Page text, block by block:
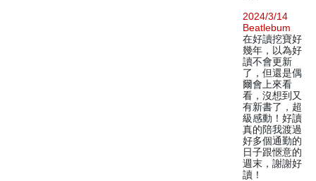
2024/3/14
Beatlebum
在好讀挖寶好
幾年，以為好
讀不會更新
了，但還是偶
爾會上來看
看，沒想到又
有新書了，超
級感動！好讀
真的陪我渡過
好多個通勤的
日子跟愜意的
週末，謝謝好
讀！